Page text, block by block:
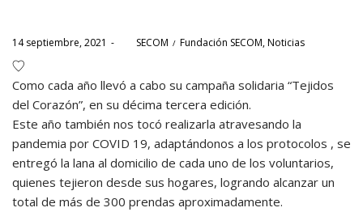
Posted
on
14 septiembre, 2021 SECOM
Posted
Fundación SECOM Noticias
Como cada año llevó a cabo su campaña solidaria “Tejidos
del Corazón”, en su décima tercera edición.
Este año también nos tocó realizarla atravesando la
pandemia por COVID 19, adaptándonos a los protocolos , se
entregó la lana al domicilio de cada uno de los voluntarios,
quienes tejieron desde sus hogares, logrando alcanzar un
total de más de 300 prendas aproximadamente.